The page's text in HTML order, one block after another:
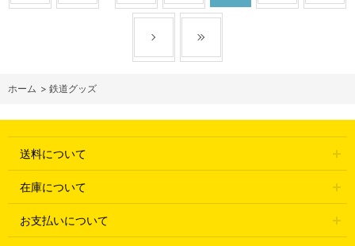
ホーム > 鉄道グッズ
送料について
在庫について
お支払いについて